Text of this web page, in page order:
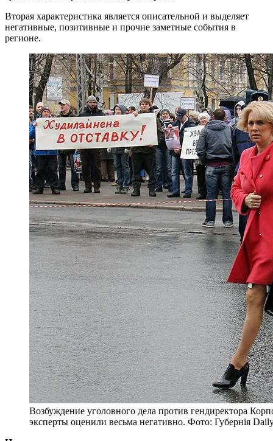
Вторая характеристика является описательной и выделяет
негативные, позитивные и прочие заметные события в
регионе.
Возбуждение уголовного дела против гендиректора
эксперты оценили весьма негативно. Фото: Губернiя